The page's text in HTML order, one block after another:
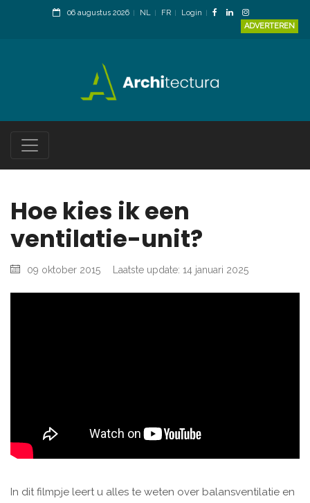
06 augustus 2026 NL FR
Login
ADVERTEREN
Hoe kies ik een
ventilatie-unit?
09 oktober 2015 Laatste update: 14 januari 2025
In dit filmpje leert u alles te weten over balansventilatie en